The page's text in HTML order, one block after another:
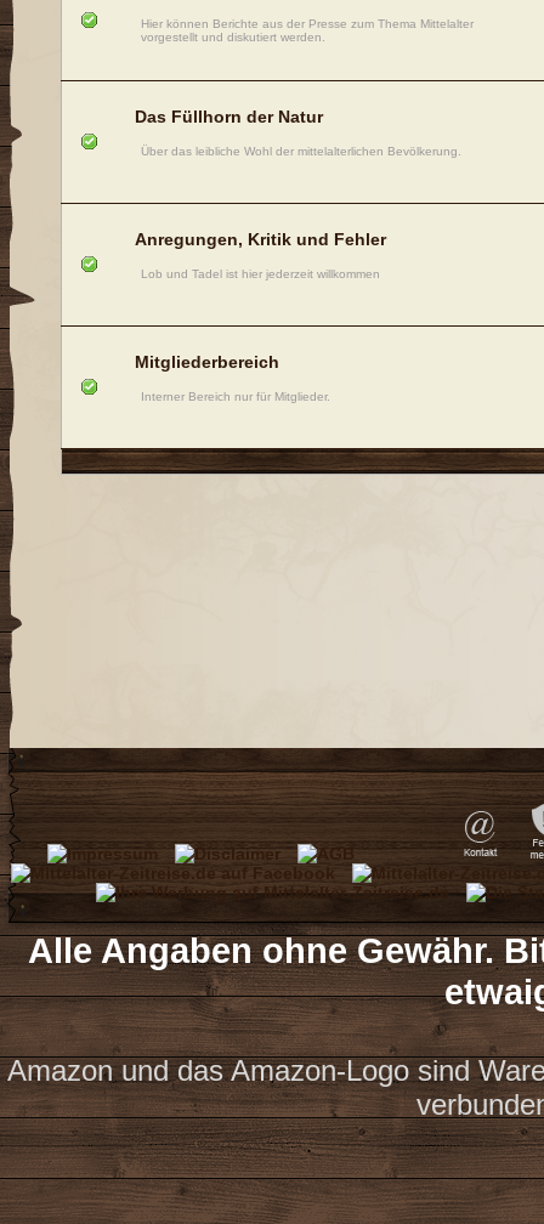
Hier können Berichte aus der Presse zum Thema Mittelalter
vorgestellt und diskutiert werden.
Das Füllhorn der Natur
Über das leibliche Wohl der mittelalterlichen Bevölkerung.
Anregungen, Kritik und Fehler
Lob und Tadel ist hier jederzeit willkommen
Mitgliederbereich
Interner Bereich nur für Mitglieder.
Alle Angaben ohne Gewähr.
Amazon und das Amazon-Logo sind